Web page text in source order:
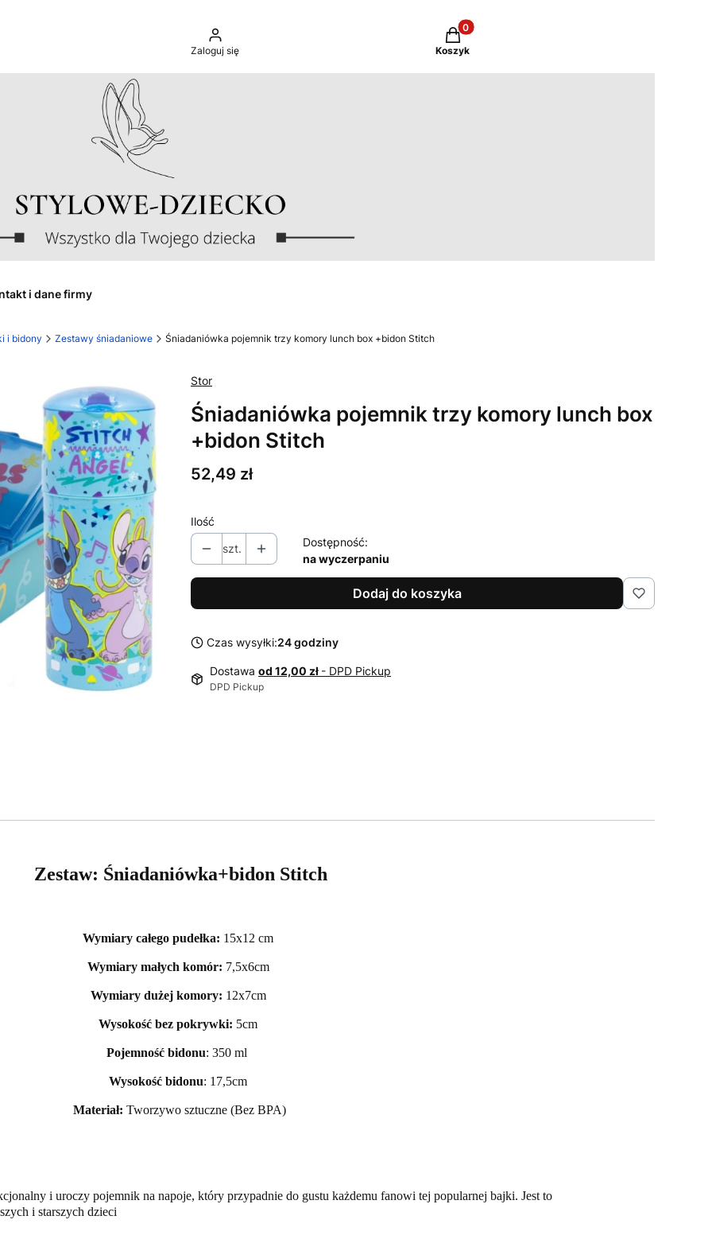
Zaloguj się
Produkty w koszyku: 0. Zobacz szczegóły
Koszyk
i dane firmy
i bidony Zestawy śniadaniowe Śniadaniówka pojemnik trzy komory lunch box +bidon Stitch
Stor
Śniadaniówka pojemnik trzy komory lunch box
+bidon Stitch
Cena
52,49 zł
Ilość
szt.
Dostępność:
na wyczerpaniu
Dodaj do koszyka
Czas wysyłki:24 godziny
Dostawa od 12,00 zł - DPD Pickup
DPD Pickup
Zestaw: Śniadaniówka+bidon Stitch
Wymiary całego pudełka: 15x12 cm
Wymiary małych komór: 7,5x6cm
Wymiary dużej komory: 12x7cm
Wysokość bez pokrywki: 5cm
Pojemność bidonu: 350 ml
Wysokość bidonu: 17,5cm
Materiał: Tworzywo sztuczne (Bez BPA)
i uroczy pojemnik na napoje, który przypadnie do gustu każdemu fanowi tej popularnej bajki. Jest to
i starszych dzieci